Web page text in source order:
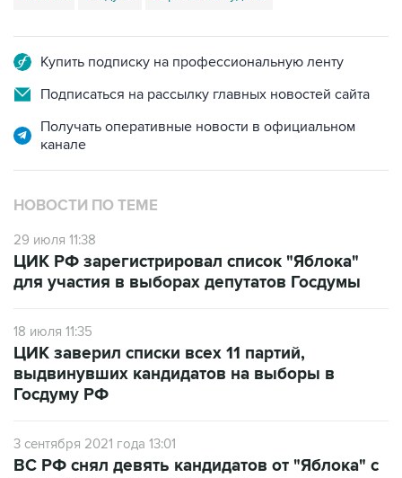
Подписаться на рассылку главных новостей сайта
Получать оперативные новости в официальном
НОВОСТИ ПО ТЕМЕ
29 июля 11:38
для участия в выборах депутатов Госдумы
18 июля 11:35
выдвинувших кандидатов на выборы в
Госдуму РФ
3 сентября 2021 года 13:01
участия в выборах в Госдуму